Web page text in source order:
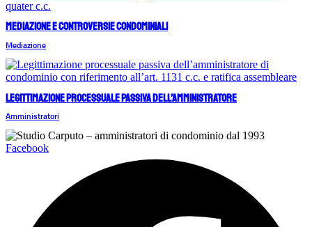
Mediazione e controversie condominiali
Mediazione
Legittimazione processuale passiva dell’amministratore
Amministratori
Facebook